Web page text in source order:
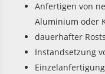
Anfertigen von
Aluminium oder
dauerhafter
Instandsetzung